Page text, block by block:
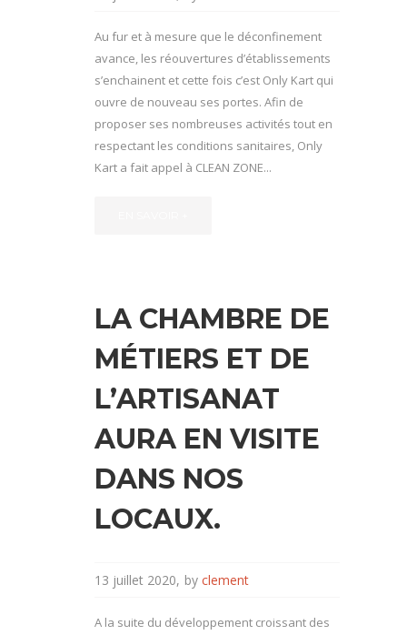
Au fur et à mesure que le déconfinement
avance, les réouvertures d’établissements
s’enchainent et cette fois c’est Only Kart qui
ouvre de nouveau ses portes. Afin de
proposer ses nombreuses activités tout en
respectant les conditions sanitaires, Only
Kart a fait appel à CLEAN ZONE...
LA CHAMBRE DE
MÉTIERS ET DE
L’ARTISANAT
AURA EN VISITE
DANS NOS
LOCAUX.
13 juillet 2020 by clement
A la suite du développement croissant des